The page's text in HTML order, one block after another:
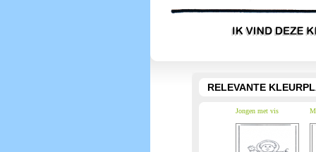
RELEVANTE
Jongen met vis